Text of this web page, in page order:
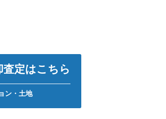
査定はこちら
ン・土地